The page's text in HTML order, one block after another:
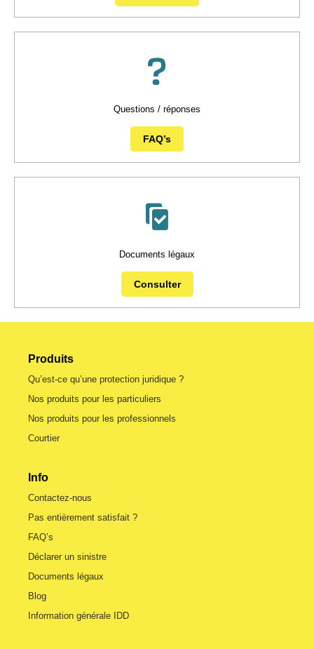
Questions / réponses
FAQ’s
Documents légaux
Consulter
Produits
Qu’est-ce qu’une protection juridique ?
Nos produits pour les particuliers
Nos produits pour les professionnels
Courtier
Info
Contactez-nous
Pas entièrement satisfait ?
FAQ’s
Déclarer un sinistre
Documents légaux
Blog
Information générale IDD